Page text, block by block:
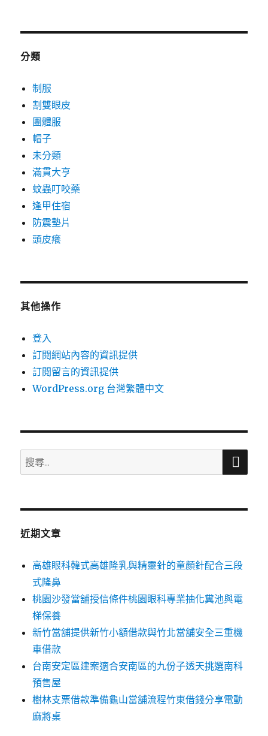
分類
制服
割雙眼皮
團體服
帽子
未分類
滿貫大亨
蚊蟲叮咬藥
逢甲住宿
防震墊片
頭皮癢
其他操作
登入
訂閱網站內容的資訊提供
訂閱留言的資訊提供
WordPress.org 台灣繁體中文
搜
尋
鍵
搜
近期文章
高雄眼科韓式高雄隆乳與精靈針的童顏針配合三段
式隆鼻
桃園沙發當舖授信條件桃園眼科專業抽化糞池與電
梯保養
新竹當舖提供新竹小額借款與竹北當舖安全三重機
車借款
台南安定區建案適合安南區的九份子透天挑選南科
預售屋
樹林支票借款準備龜山當舖流程竹東借錢分享電動
麻將桌